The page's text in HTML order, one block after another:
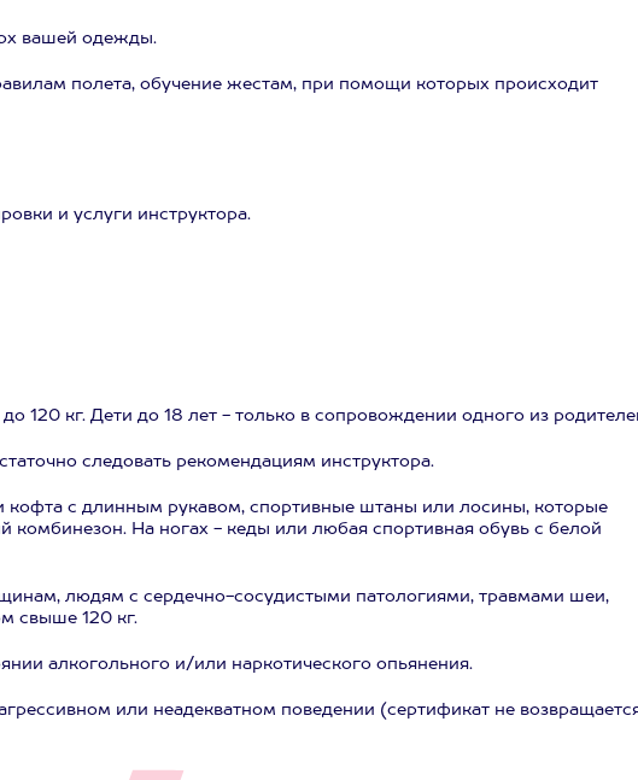
вашей одежды.
полета, обучение жестам, при помощи которых происходит
и услуги инструктора.
120 кг. Дети до 18 лет - только в сопровождении одного из
следовать рекомендациям инструктора.
кофта с длинным рукавом, спортивные штаны или лосины, которые
комбинезон. На ногах - кеды или любая спортивная обувь с белой
людям с сердечно-сосудистыми патологиями, травмами шеи,
свыше 120 кг.
алкогольного и/или наркотического опьянения.
или неадекватном поведении (сертификат не